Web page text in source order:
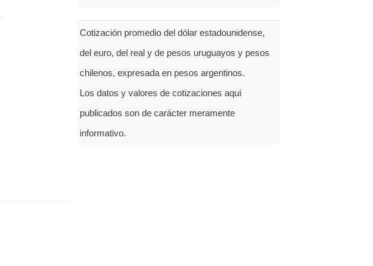
Cotización promedio del dólar estadounidense,
del euro, del real y de pesos uruguayos y pesos
chilenos, expresada en pesos argentinos.
Los datos y valores de cotizaciones aquí
publicados son de carácter meramente
informativo.